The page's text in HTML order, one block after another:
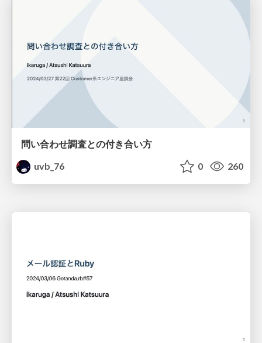
問い合わせ調査との付き合い方
uvb_76
0 260